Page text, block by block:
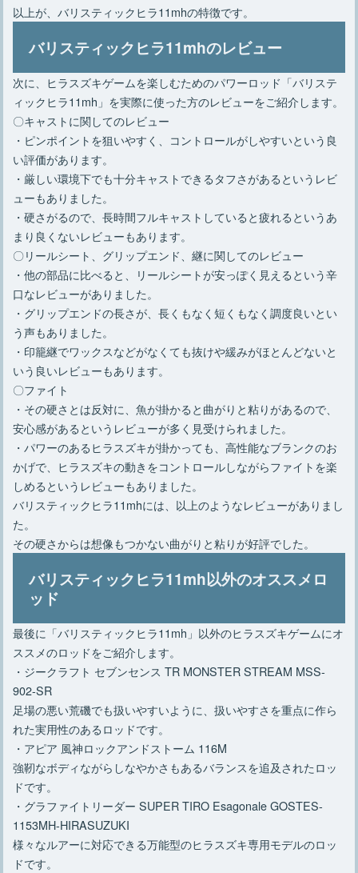
以上が、バリスティックヒラ11mhの特徴です。
バリスティックヒラ11mhのレビュー
次に、ヒラスズキゲームを楽しむためのパワーロッド「バリステ
ィックヒラ11mh」を実際に使った方のレビューをご紹介します。
〇キャストに関してのレビュー
・ピンポイントを狙いやすく、コントロールがしやすいという良
い評価があります。
・厳しい環境下でも十分キャストできるタフさがあるというレビ
ューもありました。
・硬さがるので、長時間フルキャストしていると疲れるというあ
まり良くないレビューもあります。
〇リールシート、グリップエンド、継に関してのレビュー
・他の部品に比べると、リールシートが安っぽく見えるという辛
口なレビューがありました。
・グリップエンドの長さが、長くもなく短くもなく調度良いとい
う声もありました。
・印籠継でワックスなどがなくても抜けや緩みがほとんどないと
いう良いレビューもあります。
〇ファイト
・その硬さとは反対に、魚が掛かると曲がりと粘りがあるので、
安心感があるというレビューが多く見受けられました。
・パワーのあるヒラスズキが掛かっても、高性能なブランクのお
かげで、ヒラスズキの動きをコントロールしながらファイトを楽
しめるというレビューもありました。
バリスティックヒラ11mhには、以上のようなレビューがありまし
た。
その硬さからは想像もつかない曲がりと粘りが好評でした。
バリスティックヒラ11mh以外のオススメロ
ッド
最後に「バリスティックヒラ11mh」以外のヒラスズキゲームにオ
ススメのロッドをご紹介します。
・ジークラフト セブンセンス TR MONSTER STREAM MSS-
902-SR
足場の悪い荒磯でも扱いやすいように、扱いやすさを重点に作ら
れた実用性のあるロッドです。
・アピア 風神ロックアンドストーム 116M
強靭なボディながらしなやかさもあるバランスを追及されたロッ
ドです。
・グラファイトリーダー SUPER TIRO Esagonale GOSTES-
1153MH-HIRASUZUKI
様々なルアーに対応できる万能型のヒラスズキ専用モデルのロッ
ドです。